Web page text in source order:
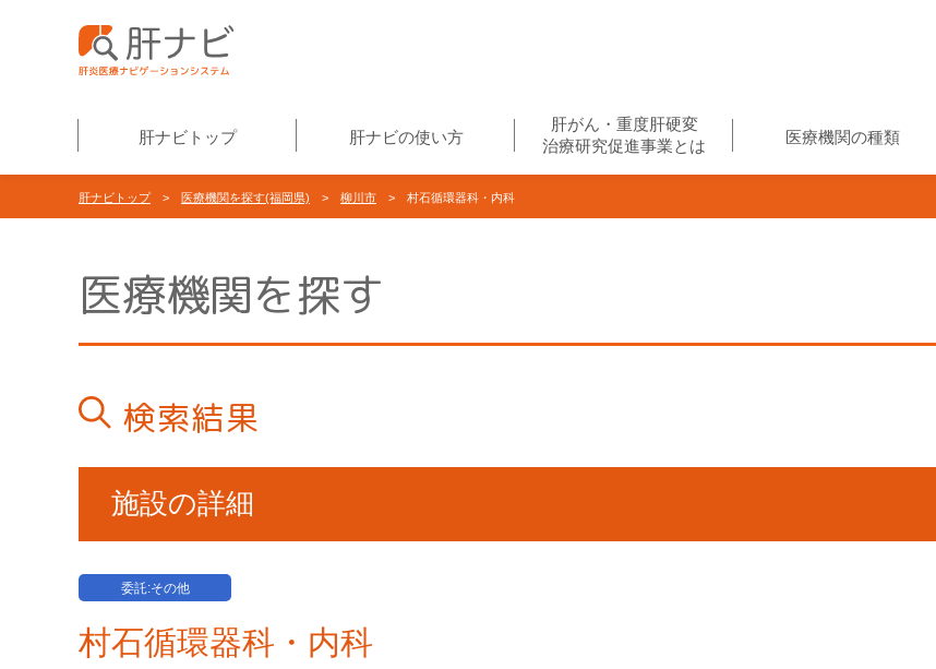
肝ナビトップ 肝ナビの使い方
肝がん・重度肝硬変
治療研究促進事業とは
医療機関の種類
肝ナビトップ> 医療機関を探す(福岡県) > 柳川市 > 村石循環器科・内科
医療機関を探す
検索結果
施設の詳細
委託:その他
村石循環器科・内科